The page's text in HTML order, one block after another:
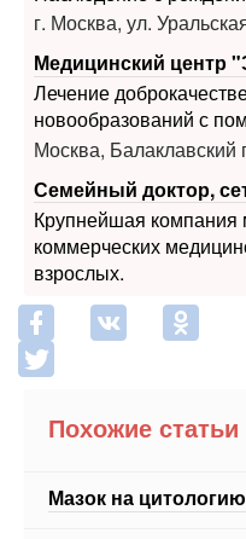
г. Москва, ул.
Медицинский центр
Лечение
новообразований с
Москва, Балаклавский
Семейный доктор,
Крупнейшая компания
коммерческих
взрослых.
Похожие статьи
Мазок на